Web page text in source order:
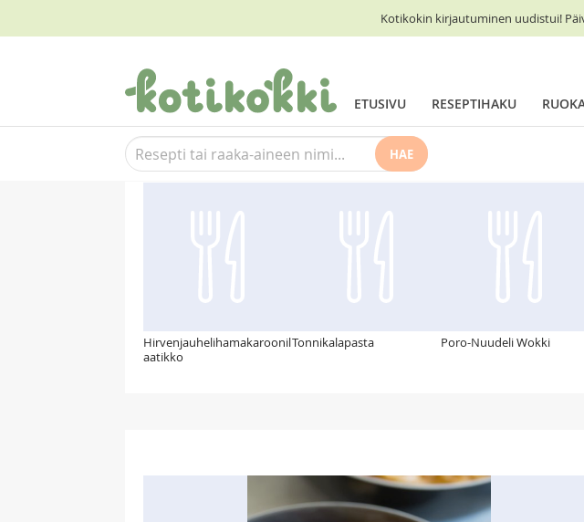
Kotikokin kirjautuminen uudistui!
ETUSIVU RESEPTIHAKU
HAE
Suosittelemme myös
Hirvenjauhelihamakaroonil
aatikko
Tonnikalapasta Poro-Nuudeli Wokki